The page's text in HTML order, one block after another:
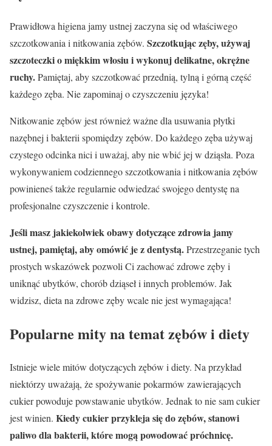
Prawidłowa higiena jamy ustnej zaczyna się od właściwego
szczotkowania i nitkowania zębów. Szczotkując zęby, używaj
szczoteczki o miękkim włosiu i wykonuj delikatne, okrężne
ruchy.Pamiętaj, aby szczotkować przednią, tylną i górną część
każdego zęba. Nie zapominaj o czyszczeniu języka!
Nitkowanie zębów jest również ważne dla usuwania płytki
nazębnej i bakterii spomiędzy zębów. Do każdego zęba używaj
czystego odcinka nici i uważaj, aby nie wbić jej w dziąsła. Poza
wykonywaniem codziennego szczotkowania i nitkowania zębów
powinieneś także regularnie odwiedzać swojego dentystę na
profesjonalne czyszczenie i kontrole.
Jeśli masz jakiekolwiek obawy dotyczące zdrowia jamy
ustnej, pamiętaj, aby omówić je z dentystą.Przestrzeganie tych
prostych wskazówek pozwoli Ci zachować zdrowe zęby i
uniknąć ubytków, chorób dziąseł i innych problemów. Jak
widzisz, dieta na zdrowe zęby wcale nie jest wymagająca!
Popularne mity na temat zębów i diety
Istnieje wiele mitów dotyczących zębów i diety. Na przykład
niektórzy uważają, że spożywanie pokarmów zawierających
cukier powoduje powstawanie ubytków. Jednak to nie sam cukier
jest winien. Kiedy cukier przykleja się do zębów, stanowi
paliwo dla bakterii, które mogą powodować próchnicę.